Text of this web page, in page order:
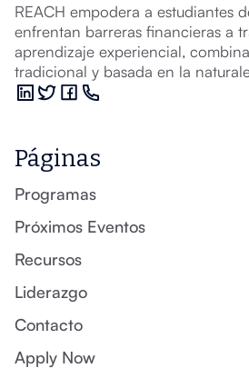
REACH empodera a estudiantes
enfrentan barreras financieras a
aprendizaje experiencial,
tradicional y basada en la
Páginas
Programas
Próximos Eventos
Recursos
Liderazgo
Contacto
Apply Now